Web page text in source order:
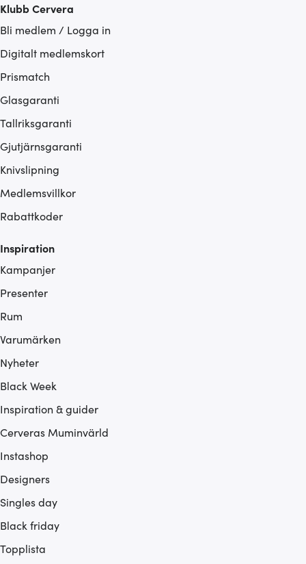
Klubb Cervera
Bli medlem / Logga in
Digitalt medlemskort
Prismatch
Glasgaranti
Tallriksgaranti
Gjutjärnsgaranti
Knivslipning
Medlemsvillkor
Rabattkoder
Inspiration
Kampanjer
Presenter
Rum
Varumärken
Nyheter
Black Week
Inspiration & guider
Cerveras Muminvärld
Instashop
Designers
Singles day
Black friday
Topplista